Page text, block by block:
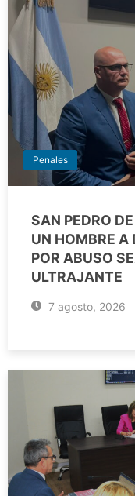
Penales
SAN PEDRO
UN HOMBRE A
POR ABUSO
ULTRAJANTE
7 agosto, 2026